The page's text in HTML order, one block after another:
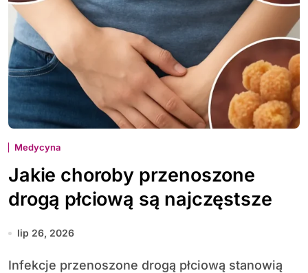
Medycyna
Jakie choroby przenoszone
drogą płciową są najczęstsze
lip 26, 2026
Infekcje przenoszone drogą płciową stanowią